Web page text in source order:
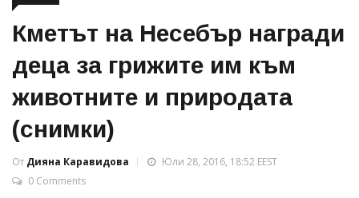
Кметът на Несебър награди
деца за грижите им към
животните и природата
(снимки)
От Дияна Каравидова
Юли 28, 2016, 18:52 EEST
0 Comments